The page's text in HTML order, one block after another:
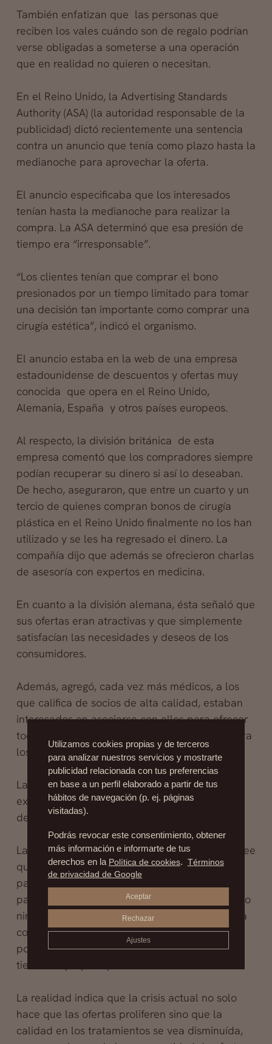
También enfatizan que las personas que
reciben los vales cuándo son de regalo podrían
verse obligadas a someterse a una operación
que en realidad no quieren o necesitan.
En el Reino Unido, la Advertising Standards
Authority (ASA) (la autoridad responsable de la
publicidad) dictó recientemente una sentencia
contra un anuncio que tenía como plazo hasta la
medianoche para aprovechar la oferta.
El anuncio especificaba que los interesados
tenían hasta la medianoche para realizar la
compra. La ASA determinó que esa presión de
tiempo era “irresponsable”.
“Los clientes tenían que comprar el bono
presionados por un tiempo limitado para tomar
una decisión tan importante como comprar una
cirugía estética”, indicó el organismo.
El anuncio estaba en la web de una empresa
estadounidense de descuentos y ofertas muy
conocida que opera en el Reino Unido,
Alemania, España y otros países europeos.
Al respecto, la división británica de esta
empresa comentó que los compradores siempre
podían recuperar su dinero si así lo deseaban.
De hecho, aseguraron, que entre un cuarto y un
tercio de quienes compran bonos de cirugía
plástica en el Reino Unido finalmente no los han
utilizado y se les ha regresado el dinero. La
compañía dijo que además se ofrecieron charlas
de asesoría con expertos en medicina.
En cuanto a la división alemana, ésta señaló que
sus ofertas eran atractivas y que simplemente
satisfacían las necesidades y deseos de los
consumidores.
Además, agregó, cada vez más médicos, a los
que califica de socios de alta calidad, estaban
interesados en asociarse con ellos para ofrecer
todo tipo de tratamientos. “Y eso es bueno para
los consumidores”, indicaron.
La empresa dijo que las clínicas fueron
examinadas minuciosamente para asegurarse
de que eran de alta calidad.
Las asociaciones de profesionales cirujanos cree
que la relación entre un cirujano plástico y el
paciente debe darse sin presiones de tiempo
para que se recomiende el mejor tratamiento, o
ninguno si no es necesario. Asimismo fue crítica
con la fecha límite para aceptar la oferta
porque, según su portavoz, “un paciente no
tiene tiempo para pensarlo”
La realidad indica que la crisis actual no solo
hace que las ofertas proliferen sino que la
calidad en los tratamientos se vea disminuída,
Utilizamos cookies propias y de terceros
para analizar nuestros servicios y mostrarte
publicidad relacionada con tus preferencias
en base a un perfil elaborado a partir de tus
hábitos de navegación (p. ej. páginas
visitadas).
Podrás revocar este consentimiento, obtener
más información e informarte de tus
derechos en la Política de cookies. Términos
de privacidad de Google
Aceptar
Rechazar
Ajustes